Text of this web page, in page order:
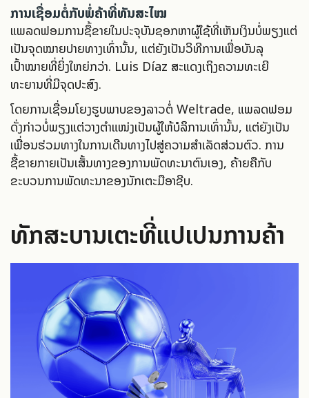
ການເຊື່ອມຕໍ່ກັບພໍ່ຄ້າທີ່ທັນສະໄໝ
ແພລດຟອມການຊື້ຂາຍໃນປະຈຸບັນຊອກຫາຜູ້ໃຊ້ທີ່ເຫັນເງິນບໍ່ພຽງແຕ່
ເປັນຈຸດໝາຍປາຍທາງເທົ່ານັ້ນ, ແຕ່ຍັງເປັນວິທີການເພື່ອບັນລຸ
ເປົ້າໝາຍທີ່ຍິ່ງໃຫຍ່ກວ່າ. Luis Díaz ສະແດງເຖິງຄວາມທະເຍີ
ທະຍານທີ່ມີຈຸດປະສົງ.
ໂດຍການເຊື່ອມໂຍງຮູບພາບຂອງລາວຕໍ່ Weltrade, ແພລດຟອມ
ດັ່ງກ່າວບໍ່ພຽງແຕ່ວາງຕຳແໜ່ງເປັນຜູ້ໃຫ້ບໍລິການເທົ່ານັ້ນ, ແຕ່ຍັງເປັນ
ເພື່ອນຮ່ວມທາງໃນການເດີນທາງໄປສູ່ຄວາມສຳເລັດສ່ວນຕົວ. ການ
ຊື້ຂາຍກາຍເປັນເສັ້ນທາງຂອງການພັດທະນາຕົນເອງ, ຄ້າຍຄືກັບ
ຂະບວນການພັດທະນາຂອງນັກເຕະມືອາຊີບ.
ທັກສະບານເຕະທີ່ແປເປັນການຄ້າ